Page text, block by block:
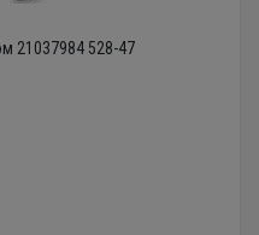
21037984 528-47